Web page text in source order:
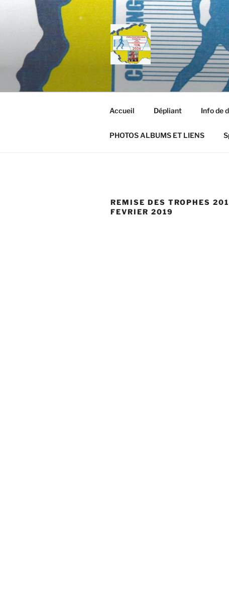
Accueil Dépliant Info de
PHOTOS ALBUMS ET LIENS
REMISE DES TROPHES
FEVRIER 2019